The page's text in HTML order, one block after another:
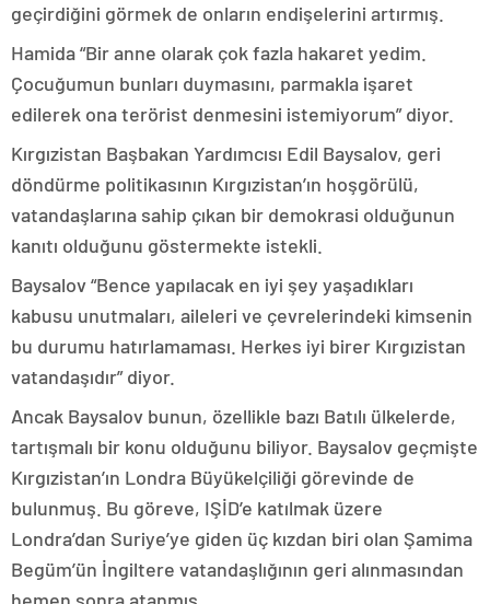
geçirdiğini görmek de onların endişelerini artırmış.
Hamida “Bir anne olarak çok fazla hakaret yedim.
Çocuğumun bunları duymasını, parmakla işaret
edilerek ona terörist denmesini istemiyorum” diyor.
Kırgızistan Başbakan Yardımcısı Edil Baysalov, geri
döndürme politikasının Kırgızistan’ın hoşgörülü,
vatandaşlarına sahip çıkan bir demokrasi olduğunun
kanıtı olduğunu göstermekte istekli.
Baysalov “Bence yapılacak en iyi şey yaşadıkları
kabusu unutmaları, aileleri ve çevrelerindeki kimsenin
bu durumu hatırlamaması. Herkes iyi birer Kırgızistan
vatandaşıdır” diyor.
Ancak Baysalov bunun, özellikle bazı Batılı ülkelerde,
tartışmalı bir konu olduğunu biliyor. Baysalov geçmişte
Kırgızistan’ın Londra Büyükelçiliği görevinde de
bulunmuş. Bu göreve, IŞİD’e katılmak üzere
Londra’dan Suriye’ye giden üç kızdan biri olan Şamima
Begüm’ün İngiltere vatandaşlığının geri alınmasından